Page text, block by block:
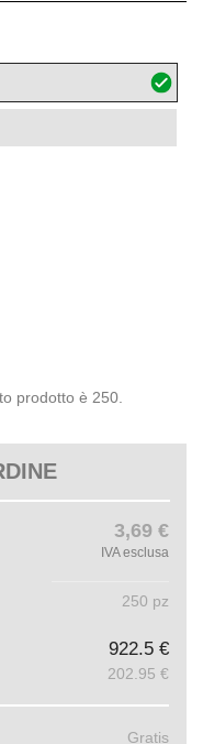
prodotto è 250.
3,69 €
IVA esclusa
250 pz
922.5 €
202.95 €
Gratis